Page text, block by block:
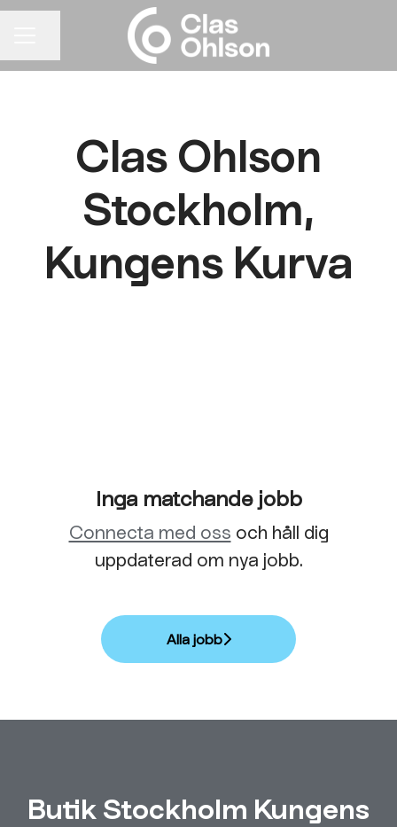
Clas Ohlson
Stockholm,
Kungens Kurva
Inga matchande jobb
Connecta med oss och håll dig
uppdaterad om nya jobb.
Alla jobb
Butik Stockholm Kungens